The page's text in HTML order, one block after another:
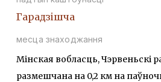
Гарадзiшча
месца знаходжання
Мінская вобласць, Чэрвеньскі
размешчана на 0,2 км на